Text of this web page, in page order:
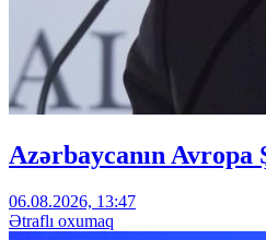
Azərbaycanın Avropa
06.08.2026, 13:47
Ətraflı oxumaq